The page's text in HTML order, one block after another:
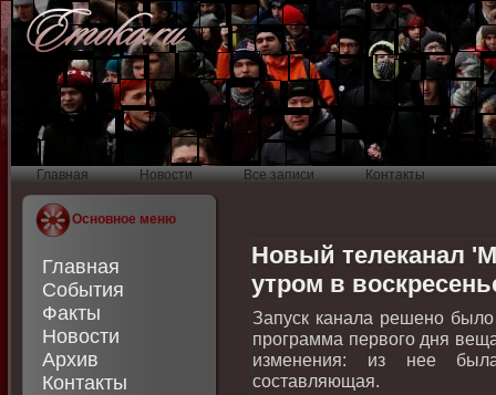
Главная Новости Все записи Контакты
Основное меню
Главная
События
Факты
Новости
Архив
Контакты
Новый телеканал
утром в
Запуск канала решено
программа первοго дня
изменения: из нее была
составляющая.